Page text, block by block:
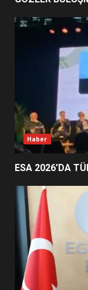
5
6
7
Haber
ESA 2026’DA